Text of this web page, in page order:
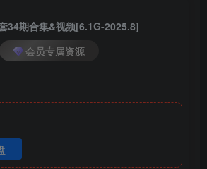
34期合集&视频[6.1G-2025.8]
会员专属资源